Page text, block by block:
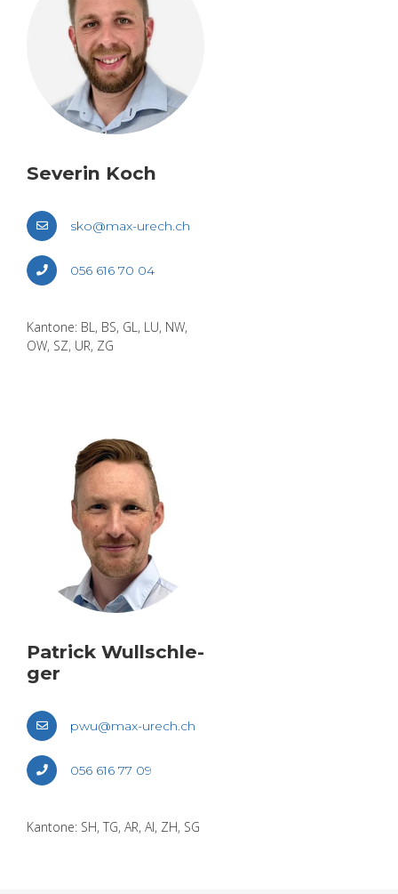
Se­ve­rin Koch
sko@​max-​urech.​ch
056 616 70 04
Kan­to­ne: BL, BS, GL, LU, NW,
OW, SZ, UR, ZG
Pa­trick Wull­schle­
ger
pwu@​max-​urech.​ch
056 616 77 09
Kan­to­ne: SH, TG, AR, AI, ZH, SG